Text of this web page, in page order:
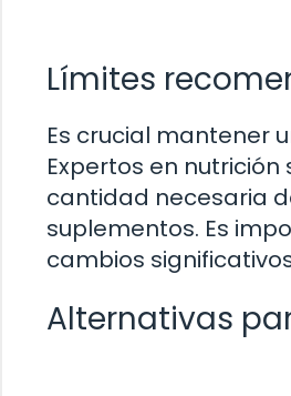
Límites
Es crucial mantener
Expertos en
cantidad necesaria
suplementos. Es
cambios
Alternativas